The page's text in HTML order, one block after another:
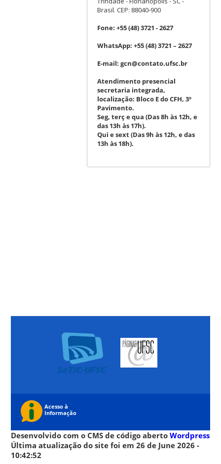
Brasil. CEP: 88040-900
Fone: +55 (48) 3721 - 2627
WhatsApp: +55 (48) 3721 – 2627
E-mail: gcn@contato.ufsc.br
Atendimento presencial
secretaria integrada,
localização: Bloco E do CFH, 3º
Pavimento.
Seg, terç e qua (Das 8h às 12h, e
das 13h às 17h).
Qui e sext (Das 9h às 12h, e das
13h às 18h).
Desenvolvido com o CMS de código abertoWordpress
Última atualização do site foi em 26 de June 2026 -
10:42:52